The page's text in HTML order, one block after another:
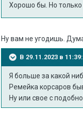
Хорошо бы. Но только
Ну вам не угодишь.
В 29.11.2023 в
Я больше за какой
Ремейка корсаров
Ну или свое с